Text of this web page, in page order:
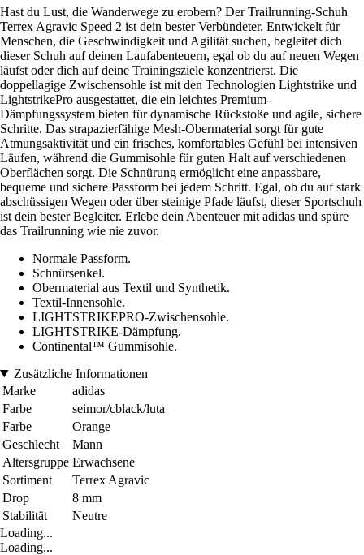
Hast du Lust, die Wanderwege zu erobern? Der Trailrunning-Schuh
Terrex Agravic Speed 2 ist dein bester Verbündeter. Entwickelt für
Menschen, die Geschwindigkeit und Agilität suchen, begleitet dich
dieser Schuh auf deinen Laufabenteuern, egal ob du auf neuen Wegen
läufst oder dich auf deine Trainingsziele konzentrierst. Die
doppellagige Zwischensohle ist mit den Technologien Lightstrike und
LightstrikePro ausgestattet, die ein leichtes Premium-
Dämpfungssystem bieten für dynamische Rückstoße und agile, sichere
Schritte. Das strapazierfähige Mesh-Obermaterial sorgt für gute
Atmungsaktivität und ein frisches, komfortables Gefühl bei intensiven
Läufen, während die Gummisohle für guten Halt auf verschiedenen
Oberflächen sorgt. Die Schnürung ermöglicht eine anpassbare,
bequeme und sichere Passform bei jedem Schritt. Egal, ob du auf stark
abschüssigen Wegen oder über steinige Pfade läufst, dieser Sportschuh
ist dein bester Begleiter. Erlebe dein Abenteuer mit adidas und spüre
das Trailrunning wie nie zuvor.
Normale Passform.
Schnürsenkel.
Obermaterial aus Textil und Synthetik.
Textil-Innensohle.
LIGHTSTRIKEPRO-Zwischensohle.
LIGHTSTRIKE-Dämpfung.
Continental™ Gummisohle.
Zusätzliche Informationen
Marke
adidas
Farbe
seimor/cblack/luta
Farbe
Orange
Geschlecht
Mann
Altersgruppe Erwachsene
Sortiment
Terrex Agravic
Drop
8 mm
Stabilität
Neutre
Loading...
Loading...